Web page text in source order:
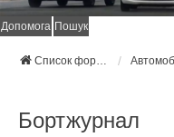
Допомога Пошук
Список форумів Suzuki Ukraine
Бортжурнал